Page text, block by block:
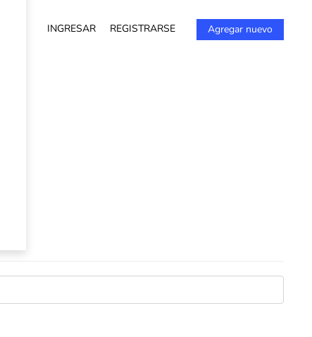
INGRESAR REGISTRARSE Agregar nuevo